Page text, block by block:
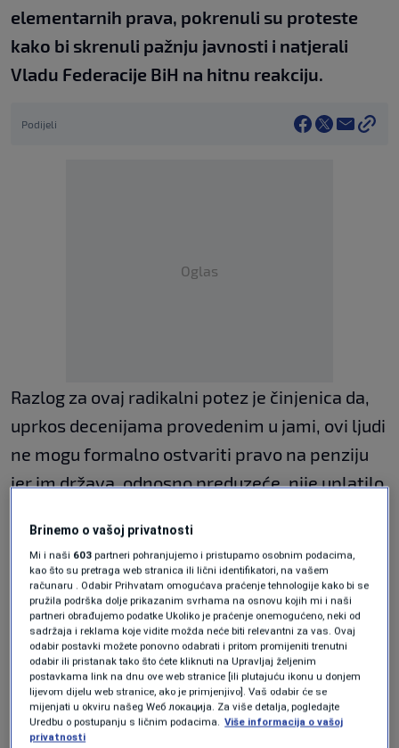
elementarnih prava, pokrenuli su proteste
kako bi skrenuli pažnju javnosti i natjerali
Vladu Federacije BiH na hitnu reakciju.
Podijeli
Oglas
Razlog za ovaj radikalni potez je činjenica da,
uprkos decenijama provedenim u jami, ovi ljudi
ne mogu formalno ostvariti pravo na penziju
jer im država, odnosno preduzeće, nije uplatilo
17 mjeseci bez ijedne
marke primanja
Na protestima se moglo čuti ono što su rudari
jutros i napisali u svom potresnom pismu
upućenom premijeruNerminu Nikšićui
ministruVedranu Lakiću– da su dovedeni na
Brinemo o vašoj privatnosti
Mi i naši 603 partneri pohranjujemo i pristupamo osobnim podacima,
kao što su pretraga web stranica ili lični identifikatori, na vašem
računaru . Odabir Prihvatam omogućava praćenje tehnologije kako bi se
pružila podrška dolje prikazanim svrhama na osnovu kojih mi i naši
partneri obrađujemo podatke Ukoliko je praćenje onemogućeno, neki od
sadržaja i reklama koje vidite možda neće biti relevantni za vas. Ovaj
odabir postavki možete ponovno odabrati i pritom promijeniti trenutni
odabir ili pristanak tako što ćete kliknuti na Upravljaj željenim
postavkama link na dnu ove web stranice [ili plutajuću ikonu u donjem
lijevom dijelu web stranice, ako je primjenjivo]. Vaš odabir će se
mijenjati u okviru našeg Wеб локација. Za više detalja, pogledajte
Uredbu o postupanju s ličnim podacima. Više informacija o vašoj
privatnosti